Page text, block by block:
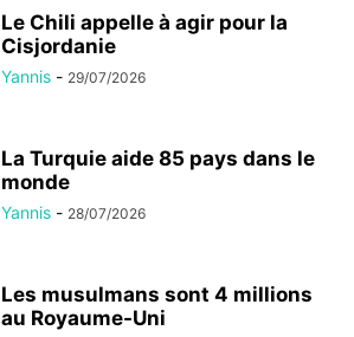
Le Chili appelle à agir pour la
Cisjordanie
Yannis - 29/07/2026
La Turquie aide 85 pays dans le
monde
Yannis - 28/07/2026
Les musulmans sont 4 millions
au Royaume-Uni